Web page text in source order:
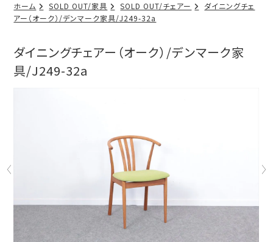
ホーム SOLD OUT/家具 SOLD OUT/チェアー
ダイニングチェ
アー（オーク）/デンマーク家具/J249-32a
ダイニングチェアー（オーク）/デンマーク家
具/J249-32a